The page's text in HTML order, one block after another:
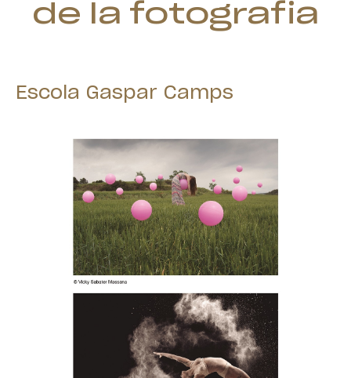
de la fotografia
Escola Gaspar Camps